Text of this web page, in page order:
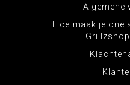
Algemene
Hoe maak je one